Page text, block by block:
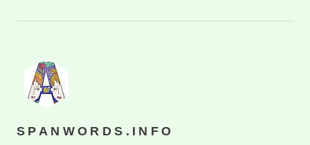
SPANWORDS.INFO